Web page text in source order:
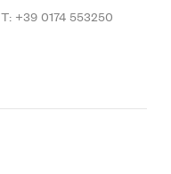
T: +39 0174 553250